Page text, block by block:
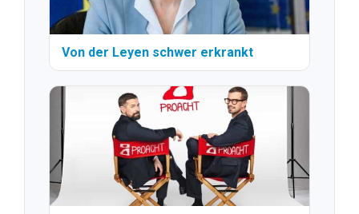
Von der Leyen schwer erkrankt